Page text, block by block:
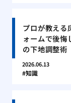
プロが教える
ォームで後悔
の下地調整術
2026.06.13
知識